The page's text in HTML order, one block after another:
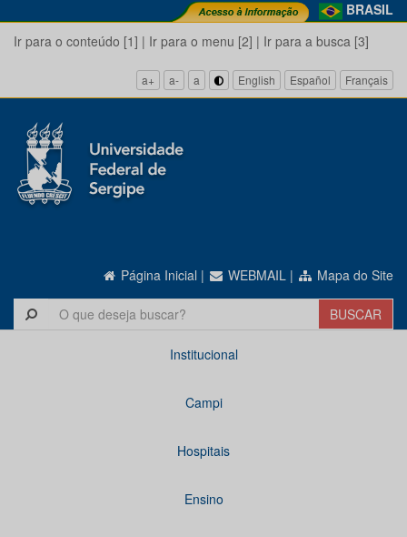
BRASIL
Ir para o conteúdo [1] | Ir para o menu [2] | Ir para a busca [3]
a+ a- a English Español Français
Página Inicial | WEBMAIL | Mapa do Site
Institucional
Campi
Hospitais
Ensino